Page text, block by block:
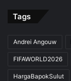
Tags
Andrei Angouw
FIFAWORLD2026
HargaBapokSulut